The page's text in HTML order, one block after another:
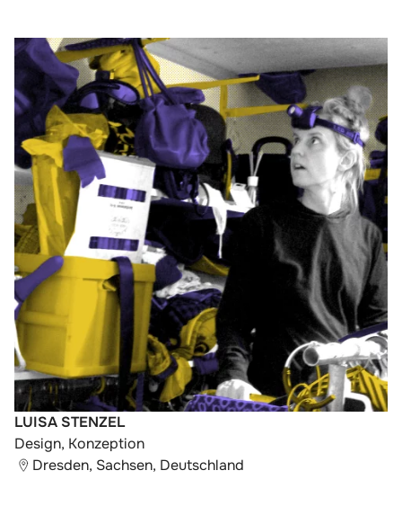
LUISA STENZEL
Design, Konzeption
Dresden, Sachsen, Deutschland